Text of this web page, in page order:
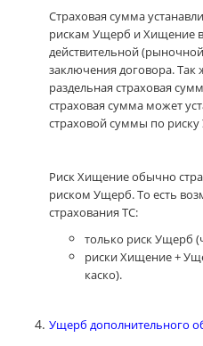
Страховая сумма
рискам Ущерб и Хищение
действительной
заключения договора.
раздельная страховая
страховая сумма может
страховой суммы по
Риск Хищение обычно
риском Ущерб. То есть
страхования ТС:
только риск Ущерб
риски Хищение +
каско).
Ущерб дополнительного